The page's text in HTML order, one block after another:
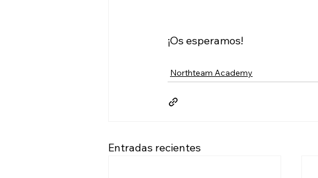
¡Os esperamos!
Northteam Academy
Entradas recientes